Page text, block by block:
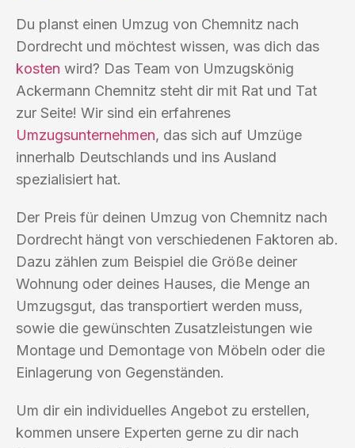
Du planst einen Umzug von Chemnitz nach
Dordrecht und möchtest wissen, was dich das
kosten wird? Das Team von Umzugskönig
Ackermann Chemnitz steht dir mit Rat und Tat
zur Seite! Wir sind ein erfahrenes
Umzugsunternehmen, das sich auf Umzüge
innerhalb Deutschlands und ins Ausland
spezialisiert hat.
Der Preis für deinen Umzug von Chemnitz nach
Dordrecht hängt von verschiedenen Faktoren ab.
Dazu zählen zum Beispiel die Größe deiner
Wohnung oder deines Hauses, die Menge an
Umzugsgut, das transportiert werden muss,
sowie die gewünschten Zusatzleistungen wie
Montage und Demontage von Möbeln oder die
Einlagerung von Gegenständen.
Um dir ein individuelles Angebot zu erstellen,
kommen unsere Experten gerne zu dir nach